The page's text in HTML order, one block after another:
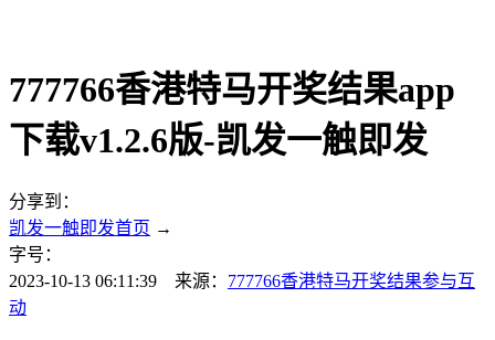
777766香港特马开奖结果app
下载v1.2.6版-凯发一触即发
分享到：
凯发一触即发首页 →
字号：
2023-10-13 06:11:39 来源： 777766香港特马开奖结果参与互
动